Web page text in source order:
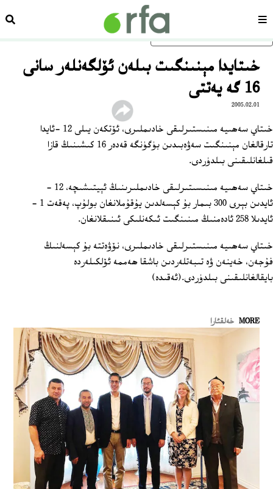
ئاساسلىق مەزمۇنغا ئاتلاڭسەھىپە
خىتايدا مېنىنگىت بىلەن ئۆلگەنلەر سانى
16 گە يەتتى
2005.02.01
خىتاي سەھىيە مىنىستىرلىقى خادىملىرى، ئۆتكەن يىلى 12 -ئايدا
تارقالغان مېنىنگىت سەۋەبىدىن بۈگۈنگە قەدەر 16 كىشىنىڭ قازا
قىلغانلىقىنى بىلدۈردى.
خىتاي سەھىيە مىنىسىتىرلىقى خادىملىرىنىڭ ئېيتىشىچە، 12 -
ئايدىن بېرى 300 بىمار بۇ كېسەلدىن يۇقۇملانغان بولۇپ، پەقەت 1 -
ئايدىلا 258 ئادەمنىڭ مىنىنگىت ئىكەنلىكى ئىنىقلانغان.
خىتاي سەھىيە مىنىستىرلىقى خادىملىرى، نۆۋەتتە بۇ كېسەلنىڭ
فۇجەن، خەينەن ۋە تىبەتلەردىن باشقا ھەممە ئۆلكىلەردە
بايقالغانلىقىنى بىلدۈردى.(ئەقىدە)
MORE خەلقئارا